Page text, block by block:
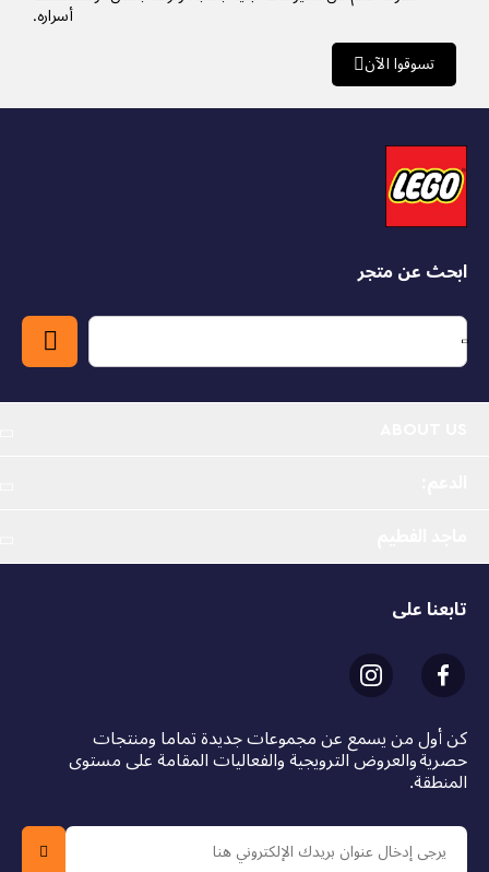
أسراره.
تسوقوا الآن
ابحث عن متجر
كن أول من يسمع عن مجموعات جديدة تماما ومنتجات
حصرية والعروض الترويجية والفعاليات المقامة على مستوى
المنطقة.
تابعنا على